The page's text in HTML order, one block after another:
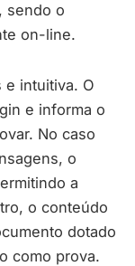
sendo o
on-line.
e intuitiva. O
e informa o
No caso
o
a
o conteúdo
dotado
como prova.